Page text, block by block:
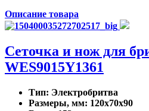
Описание товара
Сеточка и нож для
WES9015Y1361
Тип: Электробритва
Размеры, мм: 120x70x90